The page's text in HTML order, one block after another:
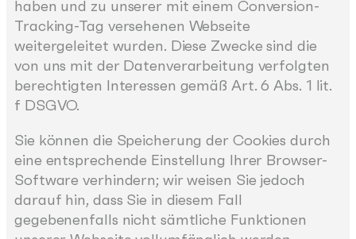
haben und zu unserer mit einem Conversion-
Tracking-Tag versehenen Webseite
weitergeleitet wurden. Diese Zwecke sind die
von uns mit der Datenverarbeitung verfolgten
berechtigten Interessen gemäß Art. 6 Abs. 1 lit.
f DSGVO.
Sie können die Speicherung der Cookies durch
eine entsprechende Einstellung Ihrer Browser-
Software verhindern; wir weisen Sie jedoch
darauf hin, dass Sie in diesem Fall
gegebenenfalls nicht sämtliche Funktionen